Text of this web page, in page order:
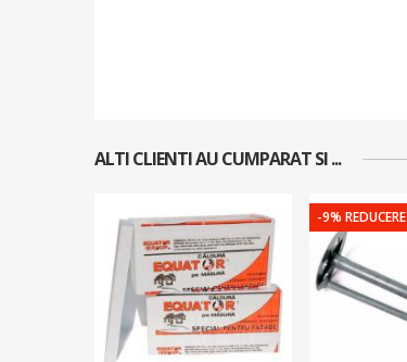
ALTI CLIENTI AU CUMPARAT SI ...
-9% REDUCERE